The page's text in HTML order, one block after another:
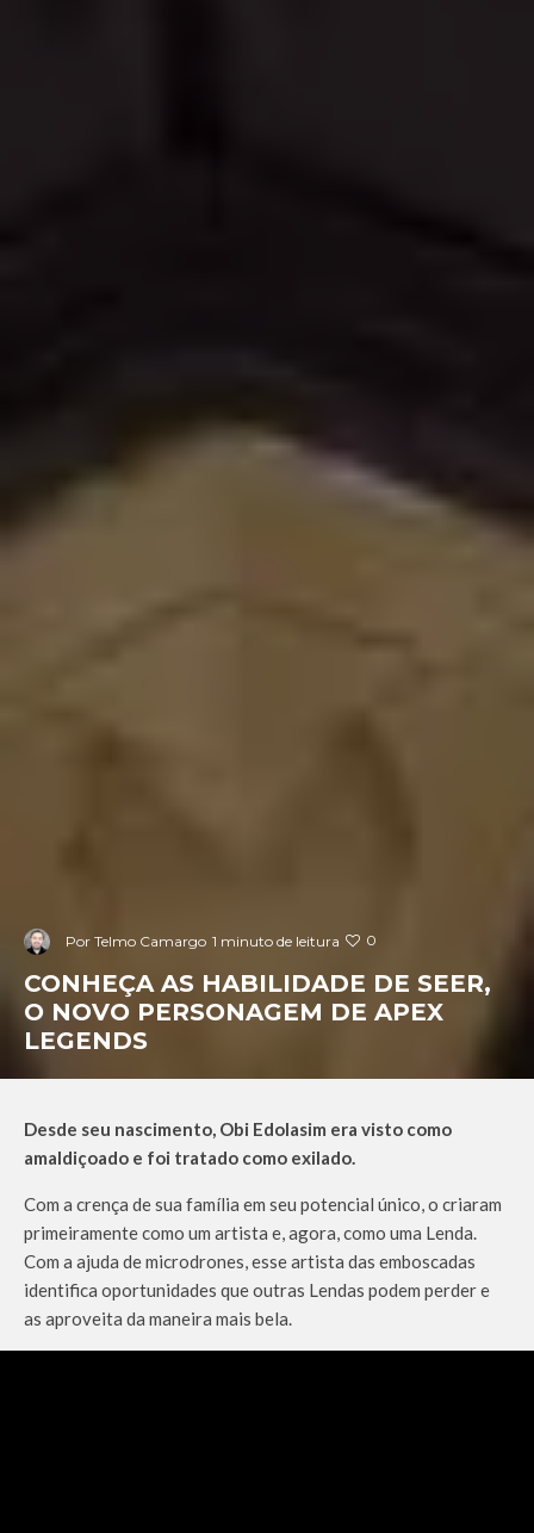
Por Telmo Camargo 1 minuto de leitura 0
CONHEÇA AS HABILIDADE DE SEER,
O NOVO PERSONAGEM DE APEX
LEGENDS
Desde seu nascimento, Obi Edolasim era visto como
amaldiçoado e foi tratado como exilado.
Com a crença de sua família em seu potencial único, o criaram
primeiramente como um artista e, agora, como uma Lenda.
Com a ajuda de microdrones, esse artista das emboscadas
identifica oportunidades que outras Lendas podem perder e
as aproveita da maneira mais bela.